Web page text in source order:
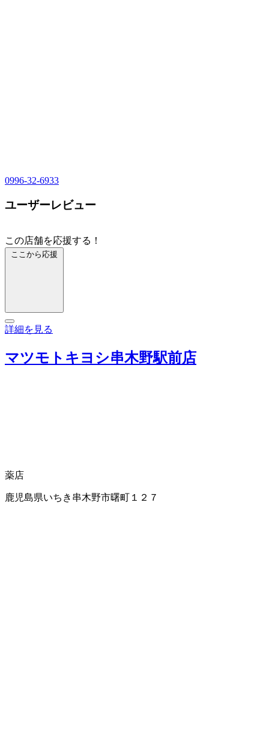
0996-32-6933
ユーザーレビュー
この店舗を応援する！
ここから応援
詳細を見る
マツモトキヨシ串木野駅前店
薬店
鹿児島県いちき串木野市曙町１２７